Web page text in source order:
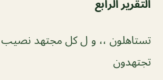
التقرير الرابع
تستاهلون ،، و ل كل مجتهد نصيب
تجتهدون